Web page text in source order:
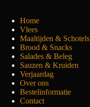
Home
Vlees
Maaltijden & Schotels
Brood & Snacks
Salades & Beleg
Sauzen & Kruiden
Verjaardag
Over ons
Bestelinformatie
Contact